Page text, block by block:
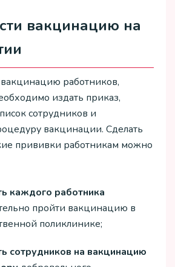
вакцинацию на
работников,
издать приказ,
сотрудников и
вакцинации. Сделать
прививки работникам можно
каждого работника
пройти вакцинацию в
поликлинике;
сотрудников на вакцинацию